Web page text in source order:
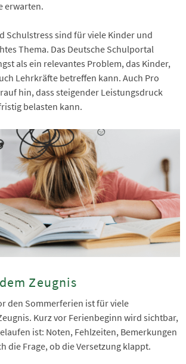
erwarten.
Schulstress sind für viele Kinder und
Thema. Das Deutsche Schulportal
als ein relevantes Problem, das Kinder,
Lehrkräfte betreffen kann. Auch Pro
hin, dass steigender Leistungsdruck
belasten kann.
Zeugnis
den Sommerferien ist für viele
Kurz vor Ferienbeginn wird sichtbar,
ist: Noten, Fehlzeiten, Bemerkungen
die Frage, ob die Versetzung klappt.